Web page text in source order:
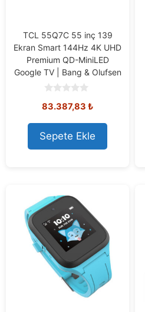
TCL 55Q7C 55 inç 139
Ekran Smart 144Hz 4K UHD
Premium QD-MiniLED
Google TV | Bang & Olufsen
o
t
o
f
5
83.387,83 ₺
Sepete Ekle